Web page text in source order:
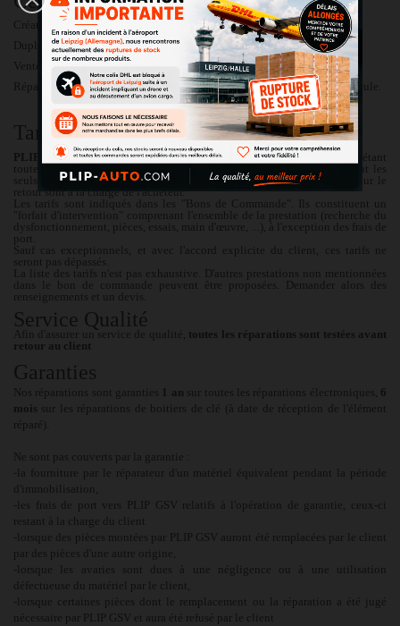
Création de double de clés.
Duplication de transpondeur.
Vente de clés ou cartes neuves.
Réparations de système de fermeture centralisé /anti-démarrage sur véhicule.
Tarifs
PLIP GSVse réserve le droit de modifier ses prix à tout moment, étant
toutefois entendu que les prix affichés le jour de la commande seront les
seuls applicables à l'acheteur. Les frais de transport et de livraison pour le
retour sont à la charge de l'acheteur.
Les tarifs sont indiqués dans les "Bons de Commande". Ils constituent un
"forfait d'intervention" comprenant l'ensemble de la prestation (recherche du
dysfonctionnement, pièces, essais, main d'œuvre, ...), à l'exception des frais de
port.
Sauf cas exceptionnels, et avec l'accord explicite du client, ces tarifs ne
seront pas dépassés.
La liste des tarifs n'est pas exhaustive. D'autres prestations non mentionnées
dans le bon de commande peuvent être proposées. Demander alors des
renseignements et un devis.
Service Qualité
Afin d'assurer un service de qualité, toutes les réparations sont testées avant
retour au client
Garanties
Nos réparations sont garanties 1 an sur toutes les réparations électroniques, 6
mois sur les réparations de boitiers de clé (à date de réception de l'élément
réparé).
Ne sont pas couverts par la garantie :
-la fourniture par le réparateur d'un matériel équivalent pendant la période
d'immobilisation,
-les frais de port vers PLIP GSV relatifs à l'opération de garantie, ceux-ci
restant à la charge du client
-lorsque des pièces montées par PLIP GSV auront été remplacées par le client
par des pièces d'une autre origine,
-lorsque les avaries sont dues à une négligence ou à une utilisation
défectueuse du matériel par le client,
-lorsque certaines pièces dont le remplacement ou la réparation a été jugé
nécessaire par PLIP GSV et aura été refusé par le client